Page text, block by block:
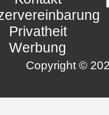
Privatheit
Werbung
Copyright ©